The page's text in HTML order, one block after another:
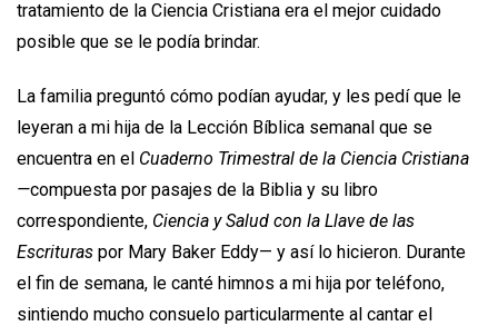
tratamiento de la Ciencia Cristiana era el mejor cuidado
posible que se le podía brindar.
La familia preguntó cómo podían ayudar, y les pedí que le
leyeran a mi hija de la Lección Bíblica semanal que se
encuentra en el Cuaderno Trimestral de la Ciencia Cristiana
—compuesta por pasajes de la Biblia y su libro
correspondiente, Ciencia y Salud con la Llave de las
Escrituras por Mary Baker Eddy— y así lo hicieron. Durante
el fin de semana, le canté himnos a mi hija por teléfono,
sintiendo mucho consuelo particularmente al cantar el